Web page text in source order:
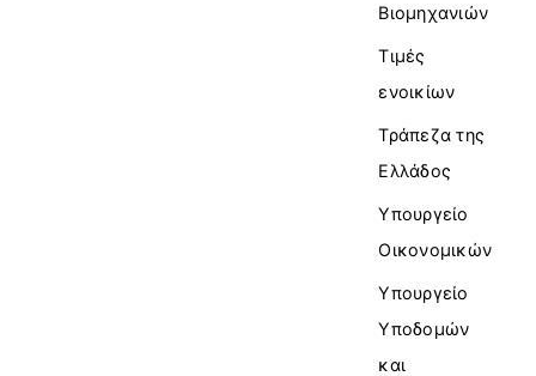
Βιομηχανιών
Τιμές
ενοικίων
Τράπεζα της
Ελλάδος
Υπουργείο
Οικονομικών
Υπουργείο
Υποδομών
και